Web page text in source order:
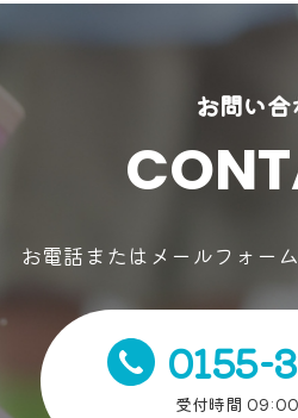
お問い合
お電話またはメールフォー
0155-
受付時間